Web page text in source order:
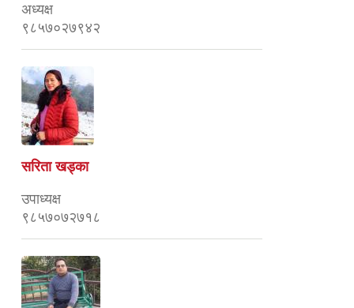
अध्यक्ष
९८५७०२७९४२
सरिता खड्का
उपाध्यक्ष
९८५७०७२७१८